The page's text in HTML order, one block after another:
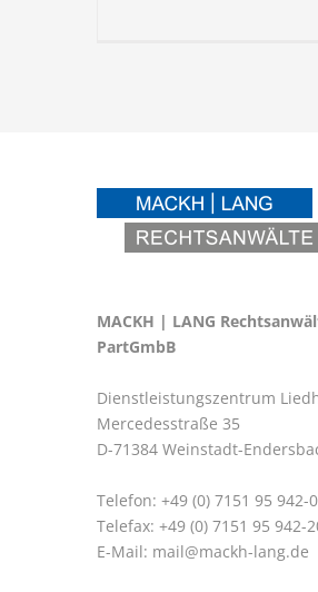
MACKH | LANG
PartGmbB
Dienstleistungszentrum
Mercedesstraße 35
D-71384 Weinstadt-
Telefon: +49 (0) 7151 95 942-0
Telefax: +49 (0) 7151 95 942-
E-Mail: mail@mackh-lang.de